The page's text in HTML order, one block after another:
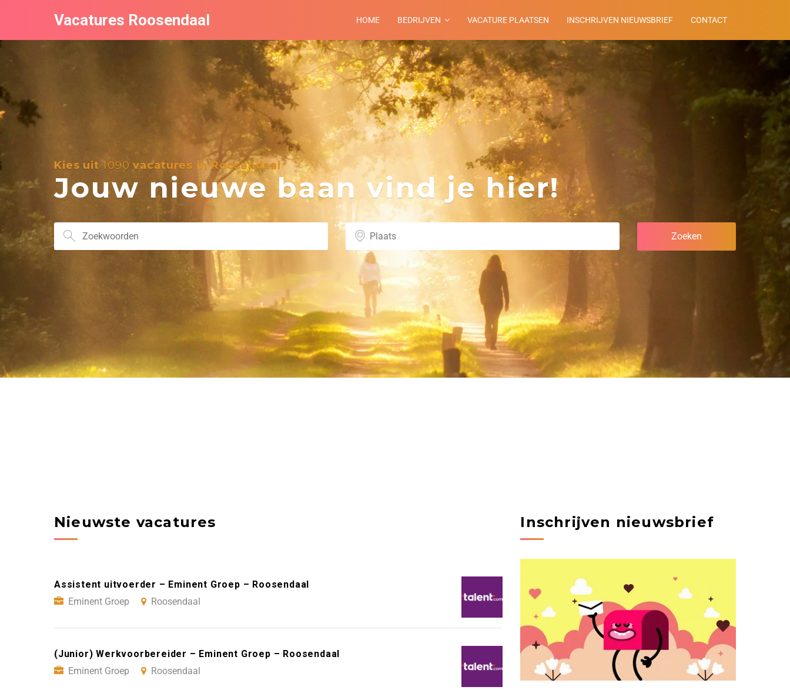
Vacatures Roosendaal HOME BEDRIJVEN VACATURE PLAATSEN INSCHRIJVEN NIEUWSBRIEF CONTACT
Kies uit 1090 vacatures in Roosendaal
Jouw nieuwe baan vind je hier!
Nieuwste vacatures
Assistent uitvoerder – Eminent Groep – Roosendaal
Eminent Groep
Roosendaal
(Junior) Werkvoorbereider – Eminent Groep – Roosendaal
Eminent Groep
Roosendaal
Inschrijven nieuwsbrief